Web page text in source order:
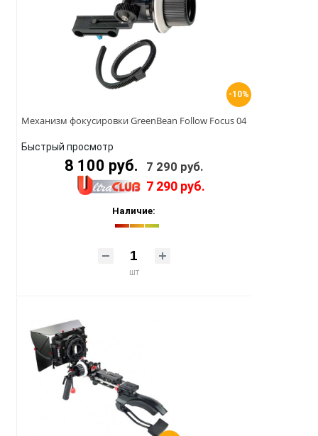
-10%
Механизм фокусировки GreenBean Follow Focus 04
Быстрый просмотр
8 100 руб. 7 290 руб.
7 290 руб.
Наличие:
шт